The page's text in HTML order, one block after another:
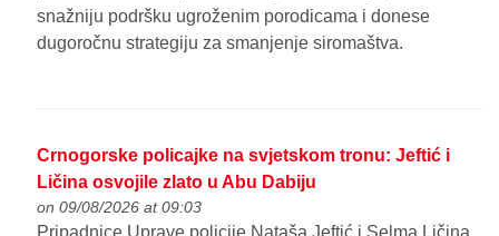
snažniju podršku ugroženim porodicama i donese
dugoročnu strategiju za smanjenje siromaštva.
Crnogorske policajke na svjetskom tronu: Jeftić i
Ličina osvojile zlato u Abu Dabiju
on 09/08/2026 at 09:03
Pripadnice Uprave policije Nataša Jeftić i Selma Ličina